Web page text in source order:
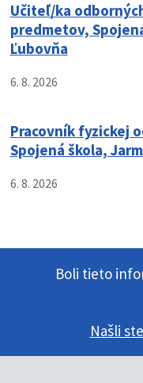
Učiteľ/ka
predmetov,
Ľubovňa
6. 8. 2026
Pracovník fyzickej
Spojená škola,
6. 8. 2026
Boli tieto
Našli